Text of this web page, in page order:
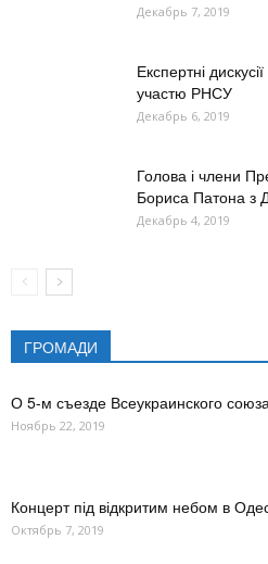
Декабрь 7, 2019
Експертні
участю РНСУ
Декабрь 6, 2019
Голова і члени
Бориса Патона з
Декабрь 4, 2019
ГРОМАДИ
О 5-м съезде Всеукраинского
Ноябрь 22, 2019
Концерт під відкритим небом в
Октябрь 7, 2019